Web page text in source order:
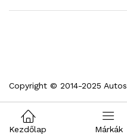
Copyright © 2014-2025
Kezdőlap Márkák